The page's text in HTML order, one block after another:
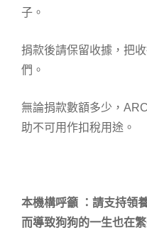
子。
捐款後請保留收據，把
們。
無論捐款數額多少，
助不可用作扣稅用途。
本機構呼籲 ：請支持領
而導致狗狗的一生也在